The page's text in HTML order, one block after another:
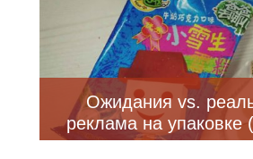
Ожидания vs.
реклама на упаковке